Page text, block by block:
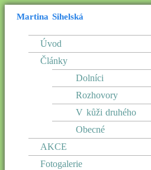
Martina Sihelská
Úvod
Články
Dolníci
Rozhovory
V kůži druhého
Obecné
AKCE
Fotogalerie